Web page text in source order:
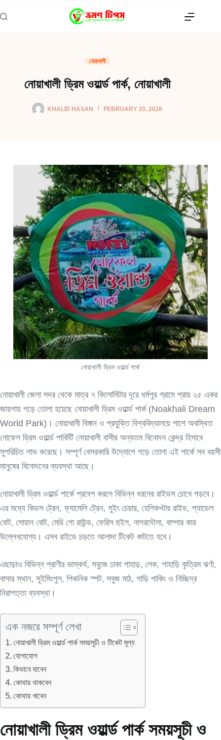
to
content
নোয়াখালী
নোয়াখালী ড্রিম ওয়ার্ল্ড পার্ক, নোয়াখালী
KHALID HASAN FEBRUARY 20, 2026
নোয়াখালী ড্রিম ওয়ার্ল্ড পার্ক
নোয়াখালী জেলা সদর থেকে মাত্র ৭ কিলোমিটার দূরে ধর্মপুর গ্রামে প্রায় ২৫ একর
জায়গায় গড়ে তোলা হয়েছে নোয়াখালী ড্রিম ওয়ার্ল্ড পার্ক (Noakhali Dream
World Park)। নোয়াখালী বিঙ্গান ও প্রযুক্তি বিশ্ববিদ্যালয়ে পাশে অবস্থিত
নোফেল ড্রিম ওয়ার্ল্ড পার্কিটি নোয়াখালী বাসীর অন্যতম বিনোদন কেন্দ্র হিসাবে
সুপরিচিত লাভ করেছে। সম্পূর্ণ বেসরকারি উদ্যোগে গড়ে তোলা এই পার্কে সব বয়সী
মানুষের বিনোদনের ব্যবস্থা আছে।
নোয়াখালী ড্রিম ওয়ার্ল্ড পার্কে প্রবেশ করলে বিভিন্ন ধরনের রাইডস চোখে পড়বে।
এর মধ্যে কিডস ট্রেন, ফ্যামেলি ট্রেন, সুইং চেয়ার, হেলিকপ্টার রাইড, প্যাডেল
বোট, সোয়ান বোট, মেরি গো রাউন্ড, ফেরিস হুইল, নাগরদৌলা, বাম্পার কার
উল্লেখযোগ্য। এসব রাইডে চড়তে আলাদা টিকেট কাটতে হবে।
এছাড়াও বিভিন্ন প্রাণীর ভাস্কর্য, সবুজে ঢাকা পাহাড়, লেক, পাহাড়ি কৃত্রিম ঝর্ণা,
বাসার স্থান, সুইমিংপুল, পিকনিক স্পট, সবুজ মাঠ, গাড়ি পাকিং ও নিচ্ছিদ্র
নিরাপত্তা ব্যবস্থা।
এক নজরে সম্পূর্ণ লেখা
নোয়াখালী ড্রিম ওয়ার্ল্ড পার্ক সময়সূচী ও টিকেট মূল্য
যোগাযোগ
কিভাবে যাবেন
কোথায় থাকবেন
কোথায় খাবেন
নোয়াখালী ড্রিম ওয়ার্ল্ড পার্ক সময়সূচী ও